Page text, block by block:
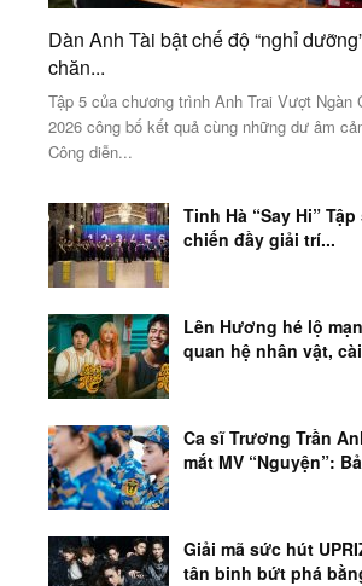
Dàn Anh Tài bật chế độ “nghỉ
chăn...
Tập 5 của chương trình Anh Trai Vượt Ngàn
2026 công bố kết quả cùng những dư âm
Công diễn...
Tinh Hà “Say Hi”
chiến đầy giải trí...
Lên Hương hé lộ
quan hệ nhân vật,
Ca sĩ Trương Trần
mắt MV “Nguyện”:
Giải mã sức hút
tân binh bứt phá